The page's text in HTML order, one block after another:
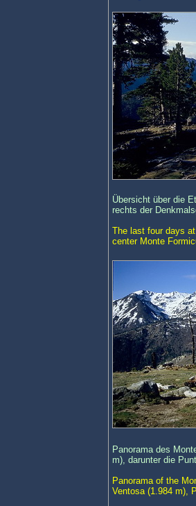
Übersicht über die
rechts der
The last four days
center Monte
Panorama des
m), darunter die
Panorama of the
Ventosa (1.984 m),